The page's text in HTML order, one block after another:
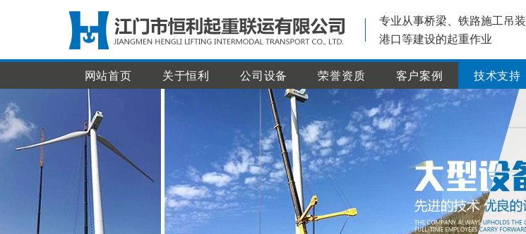
专业从事桥梁、铁路施工吊装
港口等建设的起重作业
网站首页 关于恒利 公司设备 荣誉资质 客户案例 技术支持